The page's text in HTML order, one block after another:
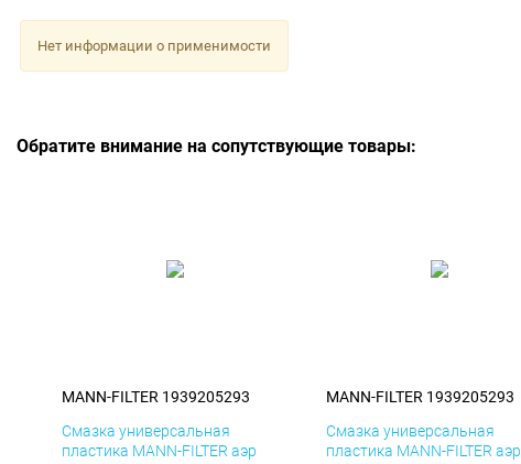
Нет информации о применимости
Обратите внимание на сопутствующие товары:
MANN-FILTER 1939205293
Смазка универсальная
пластика MANN-FILTER аэр
MANN-FILTER 1939205293
Смазка универсальная
пластика MANN-FILTER аэр